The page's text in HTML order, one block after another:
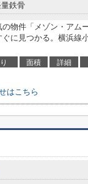
鉄骨
物件「メゾン・アム
に見つかる。横浜線
面積 詳細
はこちら